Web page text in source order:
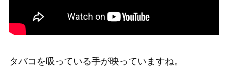
タバコを吸っている手が映っていますね。